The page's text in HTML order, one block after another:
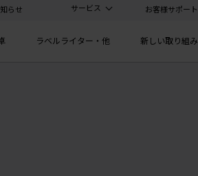
らせ サービス お客様サポート
ラベルライター・他 新しい取り組み